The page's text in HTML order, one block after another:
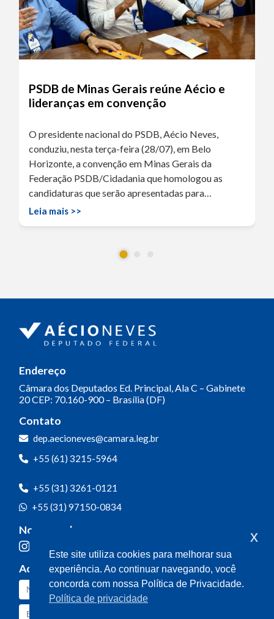
PSDB de Minas Gerais reúne Aécio e
lideranças em convenção
O presidente nacional do PSDB, Aécio Neves,
conduziu, nesta terça-feira (28/07), em Belo
Horizonte, a convenção em Minas Gerais da
Federação PSDB/Cidadania que homologou as
candidaturas que serão apresentadas para…
Leia mais >>
Endereço
Câmara dos Deputados Ed. Principal, Ala C – Gabinete
20CEP: 70.160-900 – Brasília (DF)
Contato
dep.aecioneves@camara.leg.br
+55 (61) 3215-5964
+55 (31) 3261-0121
+55 (31) 97150-0834
Nossas redes
Acompanhe o meu mandato
Este site utiliza cookies para melhorar sua
experiência. Ao continuar navegando, você
concorda com nossa Política de Privacidade.
Política de privacidade
x